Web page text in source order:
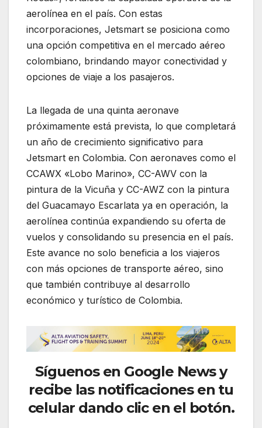
aerolínea en el país. Con estas
incorporaciones, Jetsmart se posiciona como
una opción competitiva en el mercado aéreo
colombiano, brindando mayor conectividad y
opciones de viaje a los pasajeros.
La llegada de una quinta aeronave
próximamente está prevista, lo que completará
un año de crecimiento significativo para
Jetsmart en Colombia. Con aeronaves como el
CCAWX «Lobo Marino», CC-AWV con la
pintura de la Vicuña y CC-AWZ con la pintura
del Guacamayo Escarlata ya en operación, la
aerolínea continúa expandiendo su oferta de
vuelos y consolidando su presencia en el país.
Este avance no solo beneficia a los viajeros
con más opciones de transporte aéreo, sino
que también contribuye al desarrollo
económico y turístico de Colombia.
Síguenos en Google News y
recibe las notificaciones en tu
celular dando clic en el botón.